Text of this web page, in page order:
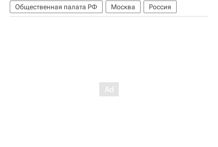
Общественная палата РФ Москва Россия